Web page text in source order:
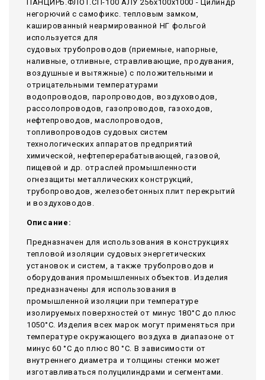
ПАНЦИРЬ.ФЛОТ.СП-100 АЛУ 256x100x1000 - Цилиндр
негорючий c самофикс. тепловым замком,
кашированный неармированной НГ фольгой
используется для
судовых трубопроводов (приемные, напорные,
наливные, отливные, стравливающие, продувания,
воздушные и вытяжные) с положительными и
отрицательными температурами
водопроводов, паропроводов, воздуховодов,
рассолопроводов, газопроводов, газоходов,
нефтепроводов, маслопроводов,
топливопроводов судовых систем
технологических аппаратов предприятий
химической, нефтеперерабатывающей, газовой,
пищевой и др. отраслей промышленности
огнезащиты металлических конструкций,
трубопроводов, железобетонных плит перекрытий
и воздуховодов.
Описание:
Предназначен для использования в конструкциях
тепловой изоляции судовых энергетических
установок и систем, а также трубопроводов и
оборудования промышленных объектов. Изделия
предназначены для использования в
промышленной изоляции при температуре
изолируемых поверхностей от минус 180°С до плюс
1050°С. Изделия всех марок могут применяться при
температуре окружающего воздуха в диапазоне от
минус 60 °С до плюс 80 °С. В зависимости от
внутреннего диаметра и толщины стенки может
изготавливаться полуцилиндрами и сегментами.